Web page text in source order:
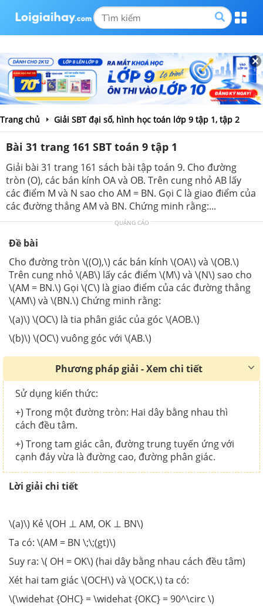
Trang chủ Giải SBT đại số, hình học toán lớp 9 tập 1, tập 2
Bài 31 trang 161 SBT toán 9 tập 1
Giải bài 31 trang 161 sách bài tập toán 9. Cho đường
tròn (O), các bán kính OA và OB. Trên cung nhỏ AB lấy
các điểm M và N sao cho AM = BN. Gọi C là giao điểm của
các đường thẳng AM và BN. Chứng minh rằng:...
QUẢNG CÁO
Đề bài
Cho đường tròn \((O),\) các bán kính \(OA\) và \(OB.\)
Trên cung nhỏ \(AB\) lấy các điểm \(M\) và \(N\) sao cho
\(AM = BN.\) Gọi \(C\) là giao điểm của các đường thẳng
\(AM\) và \(BN.\) Chứng minh rằng:
\(a)\) \(OC\) là tia phân giác của góc \(AOB.\)
\(b)\) \(OC\) vuông góc với \(AB.\)
Phương pháp giải - Xem chi tiết
Sử dụng kiến thức:
+) Trong một đường tròn: Hai dây bằng nhau thì
cách đều tâm.
+) Trong tam giác cân, đường trung tuyến ứng với
cạnh đáy vừa là đường cao, đường phân giác.
Lời giải chi tiết
\(a)\) Kẻ \(OH ⊥ AM, OK ⊥ BN\)
Ta có: \(AM = BN \;\;(gt)\)
Suy ra: \( OH = OK\) (hai dây bằng nhau cách đều tâm)
Xét hai tam giác \(OCH\) và \(OCK,\) ta có:
\(\widehat {OHC} = \widehat {OKC} = 90^\circ \)